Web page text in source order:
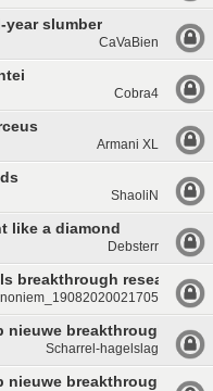
year slumber
CaVaBien
Cobra4
Armani XL
ShaoliN
like a diamond
Debsterr
breakthrough research
nieuwe breakthrough
Scharrel-hagelslag
nieuwe breakthrough